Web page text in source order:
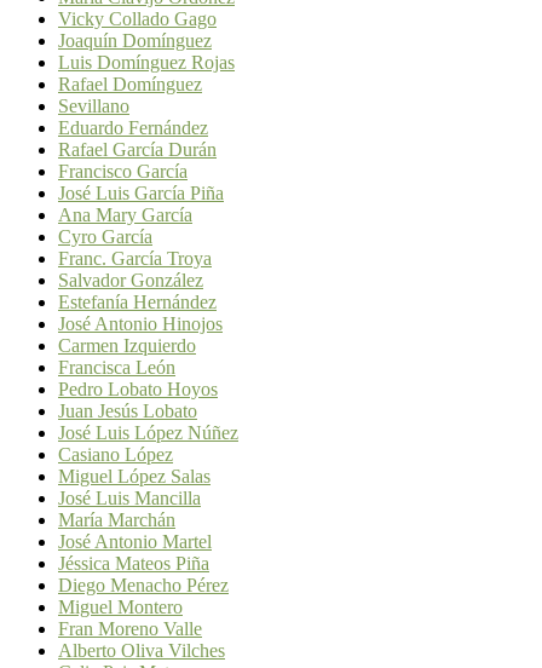
Vicky Collado Gago
Joaquín Domínguez
Luis Domínguez Rojas
Rafael Domínguez
Sevillano
Eduardo Fernández
Rafael García Durán
Francisco García
José Luis García Piña
Ana Mary García
Cyro García
Franc. García Troya
Salvador González
Estefanía Hernández
José Antonio Hinojos
Carmen Izquierdo
Francisca León
Pedro Lobato Hoyos
Juan Jesús Lobato
José Luis López Núñez
Casiano López
Miguel López Salas
José Luis Mancilla
María Marchán
José Antonio Martel
Jéssica Mateos Piña
Diego Menacho Pérez
Miguel Montero
Fran Moreno Valle
Alberto Oliva Vilches